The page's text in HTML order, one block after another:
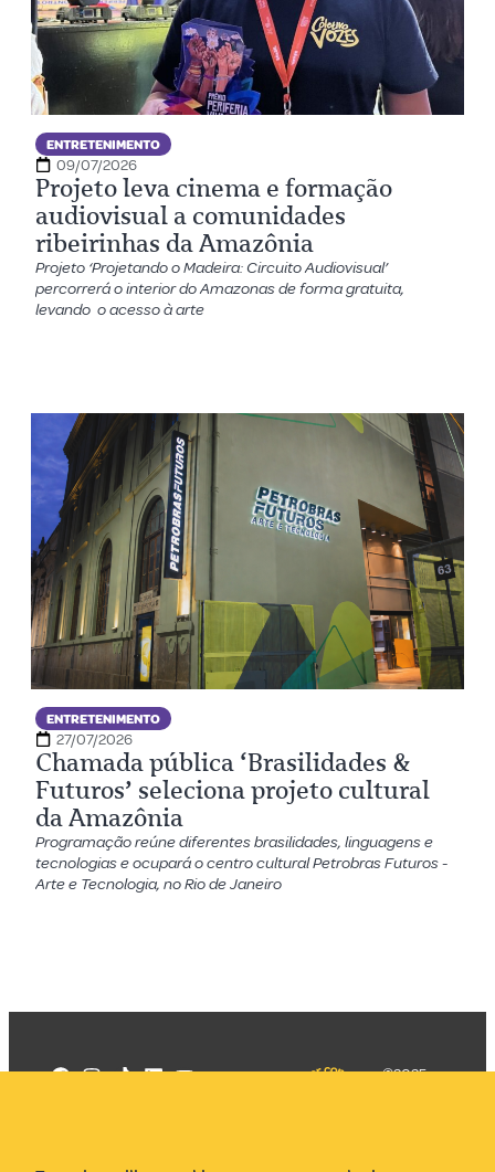
ENTRETENIMENTO
09/07/2026
Projeto leva cinema e formação
audiovisual a comunidades
ribeirinhas da Amazônia
Projeto ‘Projetando o Madeira: Circuito Audiovisual’
percorrerá o interior do Amazonas de forma gratuita,
levando o acesso à arte
ENTRETENIMENTO
27/07/2026
Chamada pública ‘Brasilidades &
Futuros’ seleciona projeto cultural
da Amazônia
Programação reúne diferentes brasilidades, linguagens e
tecnologias e ocupará o centro cultural Petrobras Futuros -
Arte e Tecnologia, no Rio de Janeiro
©2025